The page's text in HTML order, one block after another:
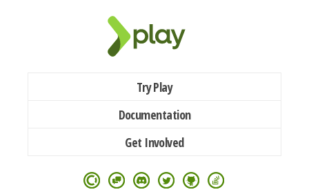
Try Play
Documentation
Get Involved